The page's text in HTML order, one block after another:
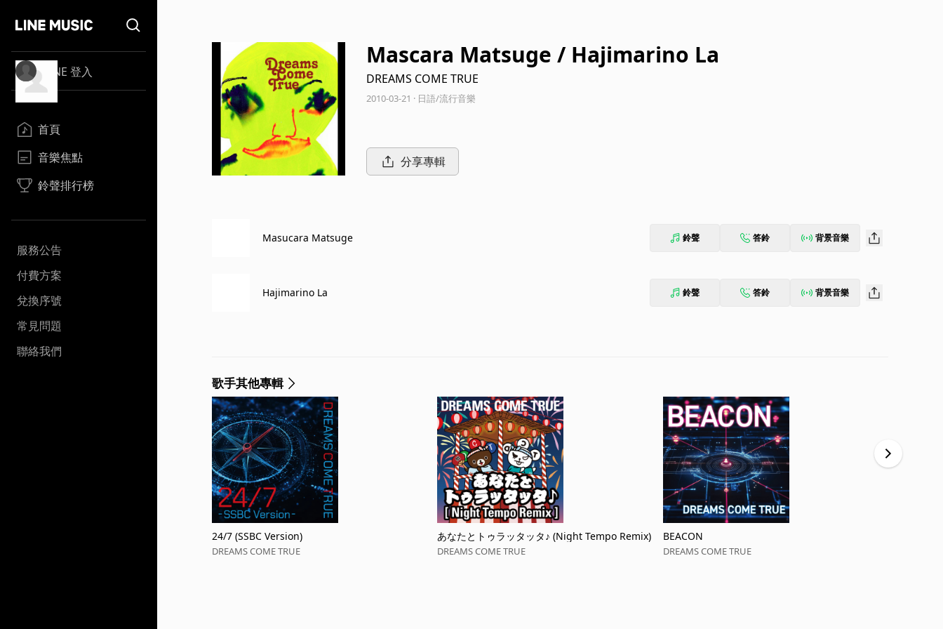
LINE 登入
首頁
音樂焦點
鈴聲排行榜
服務公告
付費方案
兌換序號
常見問題
聯絡我們
Mascara Matsuge / Hajimarino La
DREAMS COME TRUE
2010-03-21 · 日語/流行音樂
分享專輯
Masucara Matsuge 鈴聲 答鈴 背景音樂
Hajimarino La 鈴聲 答鈴 背景音樂
歌手其他專輯
24/7 (SSBC Version)
DREAMS COME TRUE
あなたとトゥラッタッタ♪ (Night Tempo Remix)
DREAMS COME TRUE
BEACON
DREAMS COME TRUE